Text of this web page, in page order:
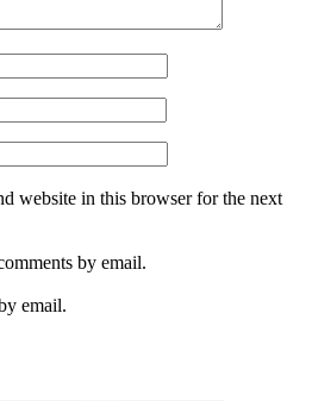
website in this browser for the next
by email.
email.